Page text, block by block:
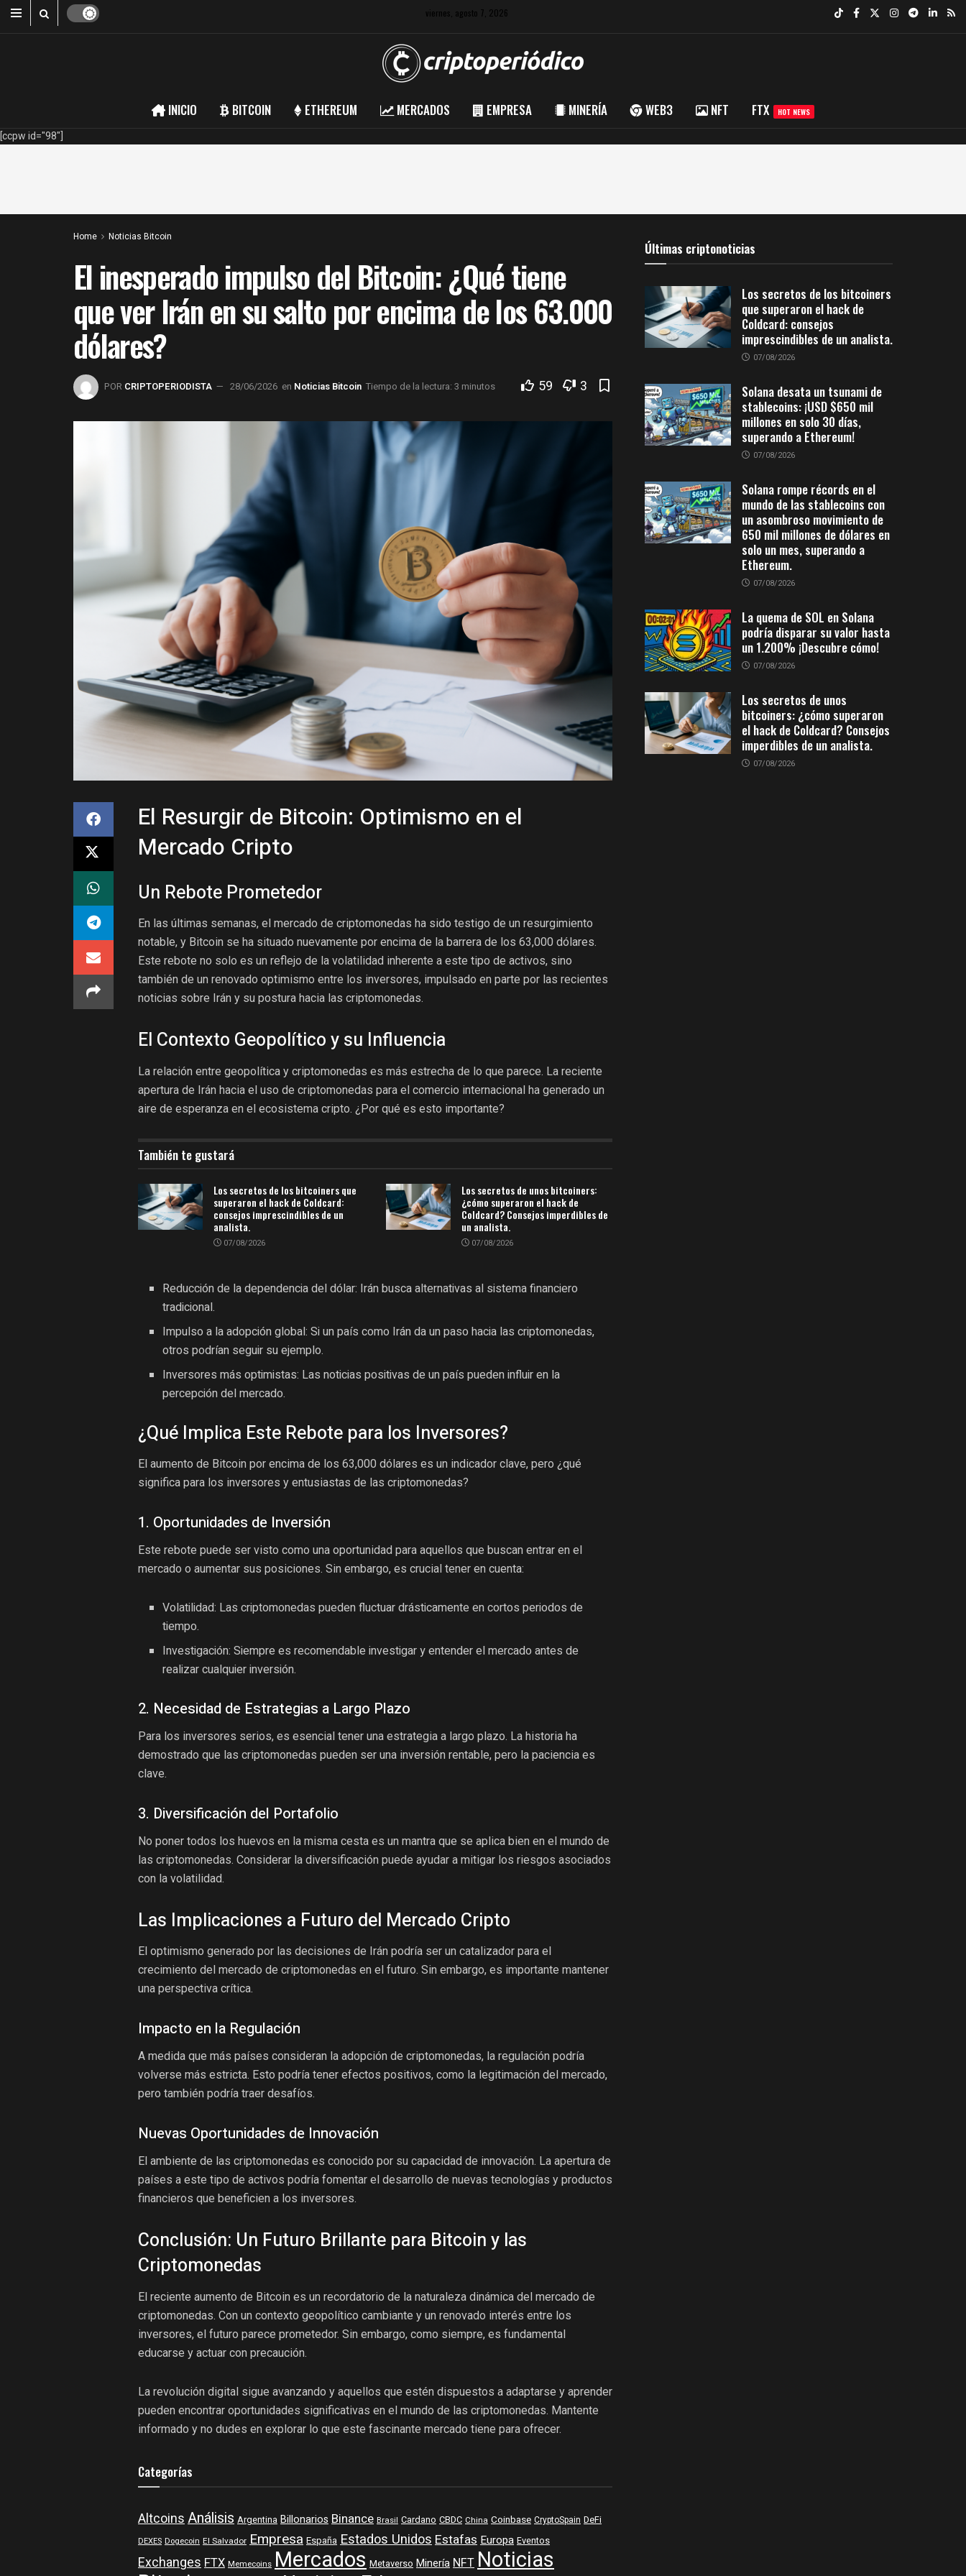
viernes, agosto 7, 2026
INICIO BITCOIN ETHEREUM MERCADOS EMPRESA MINERÍA WEB3 NFT FTX HOT NEWS
[ccpw id="98"]
Home Noticias Bitcoin
El inesperado impulso del Bitcoin: ¿Qué tiene
que ver Irán en su salto por encima de los 63.000
dólares?
POR CRIPTOPERIODISTA 28/06/2026 en Noticias Bitcoin Tiempo de la lectura: 3 minutos 59 3
El Resurgir de Bitcoin: Optimismo en el
Mercado Cripto
Un Rebote Prometedor
En las últimas semanas, el mercado de criptomonedas ha sido testigo de un resurgimiento
notable, y Bitcoin se ha situado nuevamente por encima de la barrera de los 63,000 dólares.
Este rebote no solo es un reflejo de la volatilidad inherente a este tipo de activos, sino
también de un renovado optimismo entre los inversores, impulsado en parte por las recientes
noticias sobre Irán y su postura hacia las criptomonedas.
El Contexto Geopolítico y su Influencia
La relación entre geopolítica y criptomonedas es más estrecha de lo que parece. La reciente
apertura de Irán hacia el uso de criptomonedas para el comercio internacional ha generado un
aire de esperanza en el ecosistema cripto. ¿Por qué es esto importante?
También te gustará
Los secretos de los bitcoiners que
superaron el hack de Coldcard:
consejos imprescindibles de un
analista.
07/08/2026
Los secretos de unos bitcoiners:
¿cómo superaron el hack de
Coldcard? Consejos imperdibles de
un analista.
07/08/2026
Reducción de la dependencia del dólar: Irán busca alternativas al sistema financiero
tradicional.
Impulso a la adopción global: Si un país como Irán da un paso hacia las criptomonedas,
otros podrían seguir su ejemplo.
Inversores más optimistas: Las noticias positivas de un país pueden influir en la
percepción del mercado.
¿Qué Implica Este Rebote para los Inversores?
El aumento de Bitcoin por encima de los 63,000 dólares es un indicador clave, pero ¿qué
significa para los inversores y entusiastas de las criptomonedas?
1. Oportunidades de Inversión
Este rebote puede ser visto como una oportunidad para aquellos que buscan entrar en el
mercado o aumentar sus posiciones. Sin embargo, es crucial tener en cuenta:
Volatilidad: Las criptomonedas pueden fluctuar drásticamente en cortos periodos de
tiempo.
Investigación: Siempre es recomendable investigar y entender el mercado antes de
realizar cualquier inversión.
2. Necesidad de Estrategias a Largo Plazo
Para los inversores serios, es esencial tener una estrategia a largo plazo. La historia ha
demostrado que las criptomonedas pueden ser una inversión rentable, pero la paciencia es
clave.
3. Diversificación del Portafolio
No poner todos los huevos en la misma cesta es un mantra que se aplica bien en el mundo de
las criptomonedas. Considerar la diversificación puede ayudar a mitigar los riesgos asociados
con la volatilidad.
Las Implicaciones a Futuro del Mercado Cripto
El optimismo generado por las decisiones de Irán podría ser un catalizador para el
crecimiento del mercado de criptomonedas en el futuro. Sin embargo, es importante mantener
una perspectiva crítica.
Impacto en la Regulación
A medida que más países consideran la adopción de criptomonedas, la regulación podría
volverse más estricta. Esto podría tener efectos positivos, como la legitimación del mercado,
pero también podría traer desafíos.
Nuevas Oportunidades de Innovación
El ambiente de las criptomonedas es conocido por su capacidad de innovación. La apertura de
países a este tipo de activos podría fomentar el desarrollo de nuevas tecnologías y productos
financieros que beneficien a los inversores.
Conclusión: Un Futuro Brillante para Bitcoin y las
Criptomonedas
El reciente aumento de Bitcoin es un recordatorio de la naturaleza dinámica del mercado de
criptomonedas. Con un contexto geopolítico cambiante y un renovado interés entre los
inversores, el futuro parece prometedor. Sin embargo, como siempre, es fundamental
educarse y actuar con precaución.
La revolución digital sigue avanzando y aquellos que estén dispuestos a adaptarse y aprender
pueden encontrar oportunidades significativas en el mundo de las criptomonedas. Mantente
informado y no dudes en explorar lo que este fascinante mercado tiene para ofrecer.
Categorías
Altcoins Análisis Argentina Billonarios Binance Brasil Cardano CBDC China Coinbase CryptoSpain DeFi
DEXES Dogecoin El Salvador Empresa España Estados Unidos Estafas Europa Eventos
Exchanges FTX Memecoins Mercados Metaverso MineríaNFTNoticias
Últimas criptonoticias
Los secretos de los bitcoiners
que superaron el hack de
Coldcard: consejos
imprescindibles de un analista.
07/08/2026
Solana desata un tsunami de
stablecoins: ¡USD $650 mil
millones en solo 30 días,
superando a Ethereum!
07/08/2026
Solana rompe récords en el
mundo de las stablecoins con
un asombroso movimiento de
650 mil millones de dólares en
solo un mes, superando a
Ethereum.
07/08/2026
La quema de SOL en Solana
podría disparar su valor hasta
un 1.200% ¡Descubre cómo!
07/08/2026
Los secretos de unos
bitcoiners: ¿cómo superaron
el hack de Coldcard? Consejos
imperdibles de un analista.
07/08/2026